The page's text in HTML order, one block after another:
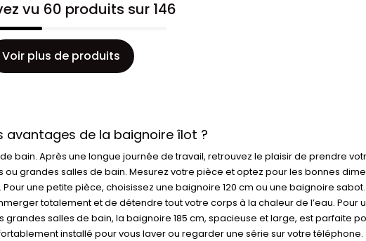
vu 60 produits sur 146
Voir plus de produits
avantages de la baignoire îlot ?
bain. Après une longue journée de travail, retrouvez le plaisir de prendre
grandes salles de bain. Mesurez votre pièce et optez pour les bonnes
une petite pièce, choisissez une baignoire 120 cm ou une baignoire
totalement et de détendre tout votre corps à la chaleur de l’eau. Pour
salles de bain, la baignoire 185 cm, spacieuse et large, est parfaite
installé pour vous laver ou regarder une série sur votre téléphone.